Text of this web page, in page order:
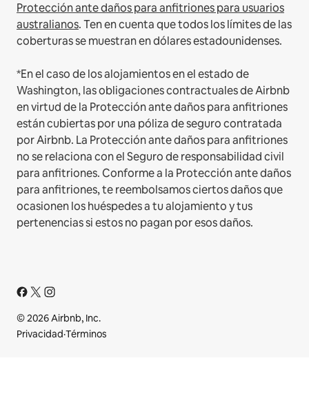
Protección ante daños para anfitriones para usuarios
australianos. Ten en cuenta que todos los límites de las
coberturas se muestran en dólares estadounidenses.
*En el caso de los alojamientos en el estado de
Washington, las obligaciones contractuales de Airbnb
en virtud de la Protección ante daños para anfitriones
están cubiertas por una póliza de seguro contratada
por Airbnb. La Protección ante daños para anfitriones
no se relaciona con el Seguro de responsabilidad civil
para anfitriones. Conforme a la Protección ante daños
para anfitriones, te reembolsamos ciertos daños que
ocasionen los huéspedes a tu alojamiento y tus
pertenencias si estos no pagan por esos daños.
© 2026 Airbnb, Inc.
Privacidad·Términos